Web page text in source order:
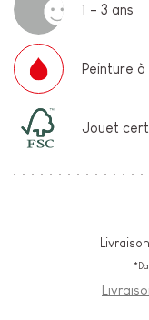
1 - 3 ans
Peinture à
Jouet